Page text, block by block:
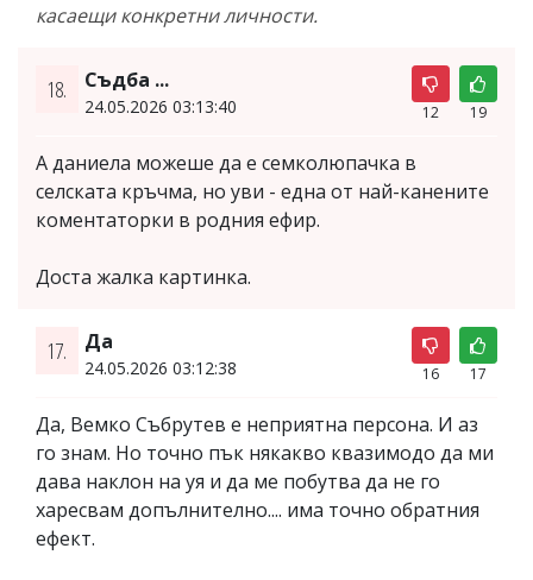
касаещи конкретни личности.
18. Съдба ...
24.05.2026 03:13:40 12 19
А даниела можеше да е семколюпачка в
селската кръчма, но уви - една от най-канените
коментаторки в родния ефир.
Доста жалка картинка.
17. Да
24.05.2026 03:12:38 16 17
Да, Вемко Събрутев е неприятна персона. И аз
го знам. Но точно пък някакво квазимодо да ми
дава наклон на уя и да ме побутва да не го
харесвам допълнително.... има точно обратния
ефект.